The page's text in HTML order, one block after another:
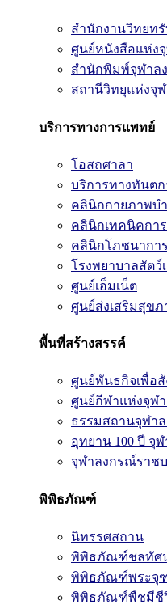
สำนักงานวิทยท
ศูนย์หนังสือแห่ง
สำนักพิมพ์จุฬาล
สถานีวิทยุแห่งจุฬ
บริการทางการแพทย์
โอสถศาลา
บริการทางทันตก
คลินิกกายภาพบ
คลินิกเทคนิคกา
คลินิกโภชนากา
โรงพยาบาลสัตว์
ศูนย์เอ็มเน็ต
ศูนย์ส่งเสริมสุขภ
พื้นที่สร้างสรรค์
ศูนย์พันธกิจเพื่อ
ศูนย์กีฬาแห่งจุฬ
ธรรมสถานจุฬา
อุทยาน 100 ปี จุฬ
จุฬาลงกรณ์ราช
พิพิธภัณฑ์
นิทรรศสถาน
พิพิธภัณฑ์ชลทัศ
พิพิธภัณฑ์พระจุ
พิพิธภัณฑ์พืชมีชี